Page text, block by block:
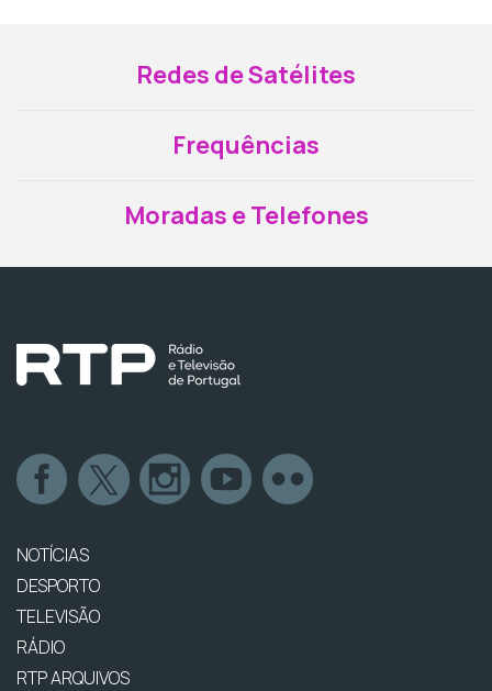
Redes de Satélites
Frequências
Moradas e Telefones
NOTÍCIAS
DESPORTO
TELEVISÃO
RÁDIO
RTP ARQUIVOS